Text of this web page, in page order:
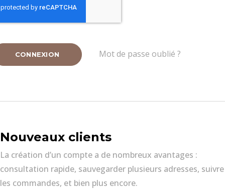
CONNEXION Mot de passe oublié ?
Nouveaux clients
La création d’un compte a de nombreux avantages :
consultation rapide, sauvegarder plusieurs adresses, suivre
les commandes, et bien plus encore.